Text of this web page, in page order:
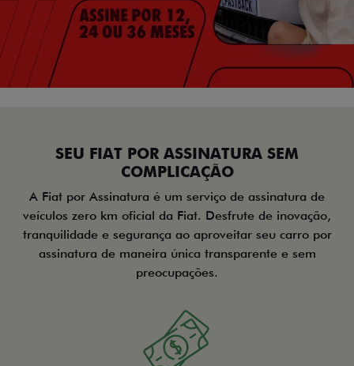
SEU FIAT POR ASSINATURA SEM
COMPLICAÇÃO
A Fiat por Assinatura é um serviço de assinatura de
veículos zero km oficial da Fiat. Desfrute de inovação,
tranquilidade e segurança ao aproveitar seu carro por
assinatura de maneira única transparente e sem
preocupações.